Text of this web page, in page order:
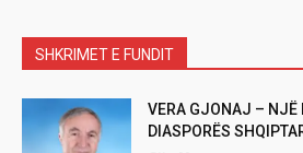
SHKRIMET E FUNDIT
VERA GJONAJ – NJË
DIASPORËS